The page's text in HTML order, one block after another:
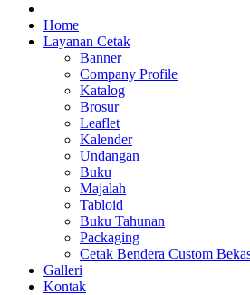
Goe Media Percetakan | 0822-4439-5599
0822-4439-5599 (Call/WA) Percetakan
Home
Layanan Cetak
Banner
Company Profile
Katalog
Brosur
Leaflet
Kalender
Undangan
Buku
Majalah
Tabloid
Buku Tahunan
Packaging
Cetak Bendera Custom
Galleri
Kontak